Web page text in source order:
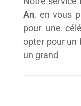
An, en vous
pour une
opter pour un
un grand